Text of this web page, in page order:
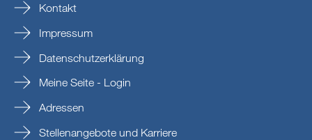
Kontakt
Impressum
Datenschutzerklärung
Meine Seite - Login
Adressen
Stellenangebote und Karriere